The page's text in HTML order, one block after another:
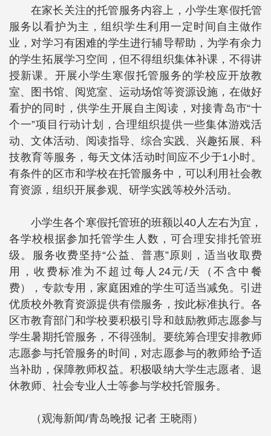
在家长关注的托管服务内容上，小学生寒假托管
服务以看护为主，组织学生利用一定时间自主做作
业，对学习有困难的学生进行辅导帮助，为学有余力
的学生拓展学习空间，但不得组织集体补课，不得讲
授新课。开展小学生寒假托管服务的学校应开放教
室、图书馆、阅览室、运动场馆等资源设施，在做好
看护的同时，供学生开展自主阅读，对接青岛市“十
个一”项目行动计划，合理组织提供一些集体游戏活
动、文体活动、阅读指导、综合实践、兴趣拓展、科
技教育等服务，每天文体活动时间应不少于1小时。
有条件的区市和学校在托管服务中，可以利用社会教
育资源，组织开展参观、研学实践等校外活动。
小学生各个寒假托管班的班额以40人左右为宜，
各学校根据参加托管学生人数，可合理安排托管班
级。服务收费坚持“公益、普惠”原则，适当收取费
用，收费标准为不超过每人24元/天（不含中餐
费），专款专用，家庭困难的学生可适当减免。引进
优质校外教育资源提供有偿服务，按此标准执行。各
区市教育部门和学校要积极引导和鼓励教师志愿参与
学生暑期托管服务，不得强制。要统筹合理安排教师
志愿参与托管服务的时间，对志愿参与的教师给予适
当补助，保障教师权益。积极吸纳大学生志愿者、退
休教师、社会专业人士等参与学校托管服务。
（观海新闻/青岛晚报 记者 王晓雨）